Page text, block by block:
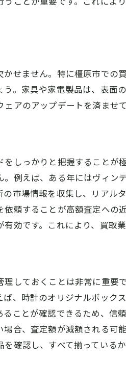
せません。特に橿原市で
。家具や家電製品は、表
アのアップデートを済ませ
しっかりと把握すること
例えば、ある年にはヴィ
市場情報を収集し、リア
頼することが高額査定へ
効です。これにより、買取
しておくことは非常に重
、時計のオリジナルボッ
ことが確認できるため、
合、査定額が減額される
確認し、すべて揃ってい